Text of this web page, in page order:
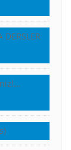
DERSLER